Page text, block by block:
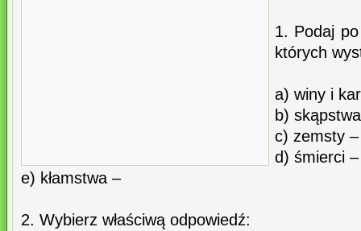
1. Podaj
których
a) winy i
b)
c) zemsty –
d) śmierci –
e) kłamstwa –
2. Wybierz właściwą odpowiedź: